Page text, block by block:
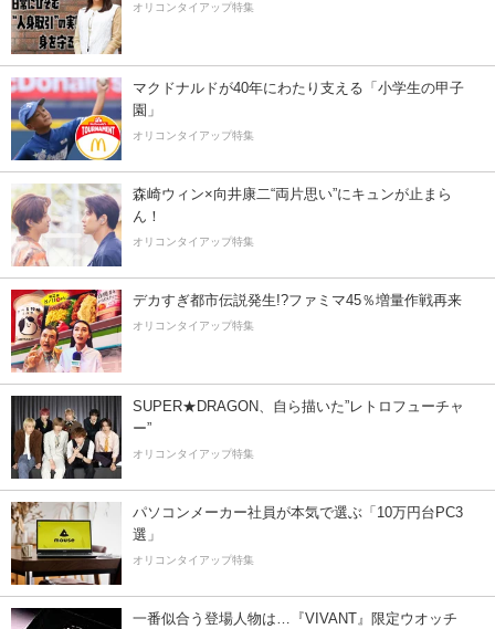
オリコンタイアップ特集
マクドナルドが40年にわたり支える「小学生の甲子
園」
オリコンタイアップ特集
森崎ウィン×向井康二“両片思い”にキュンが止まら
ん！
オリコンタイアップ特集
デカすぎ都市伝説発生!?ファミマ45％増量作戦再来
オリコンタイアップ特集
SUPER★DRAGON、自ら描いた”レトロフューチャ
ー”
オリコンタイアップ特集
パソコンメーカー社員が本気で選ぶ「10万円台PC3
選」
オリコンタイアップ特集
一番似合う登場人物は…『VIVANT』限定ウオッチ